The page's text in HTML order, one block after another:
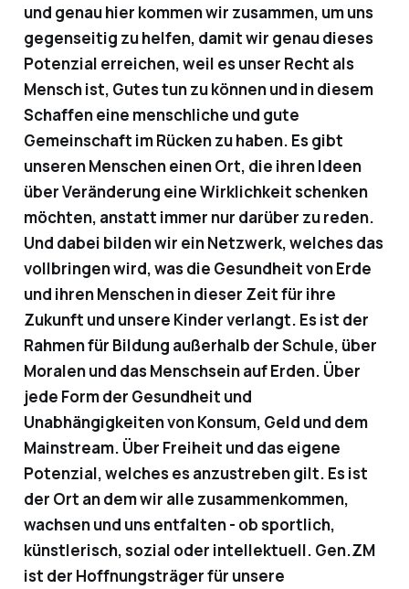
und genau hier kommen wir zusammen, um uns
gegenseitig zu helfen, damit wir genau dieses
Potenzial erreichen, weil es unser Recht als
Mensch ist, Gutes tun zu können und in diesem
Schaffen eine menschliche und gute
Gemeinschaft im Rücken zu haben. Es gibt
unseren Menschen einen Ort, die ihren Ideen
über Veränderung eine Wirklichkeit schenken
möchten, anstatt immer nur darüber zu reden.
Und dabei bilden wir ein Netzwerk, welches das
vollbringen wird, was die Gesundheit von Erde
und ihren Menschen in dieser Zeit für ihre
Zukunft und unsere Kinder verlangt. Es ist der
Rahmen für Bildung außerhalb der Schule, über
Moralen und das Menschsein auf Erden. Über
jede Form der Gesundheit und
Unabhängigkeiten von Konsum, Geld und dem
Mainstream. Über Freiheit und das eigene
Potenzial, welches es anzustreben gilt. Es ist
der Ort an dem wir alle zusammenkommen,
wachsen und uns entfalten - ob sportlich,
künstlerisch, sozial oder intellektuell. Gen.ZM
ist der Hoffnungsträger für unsere